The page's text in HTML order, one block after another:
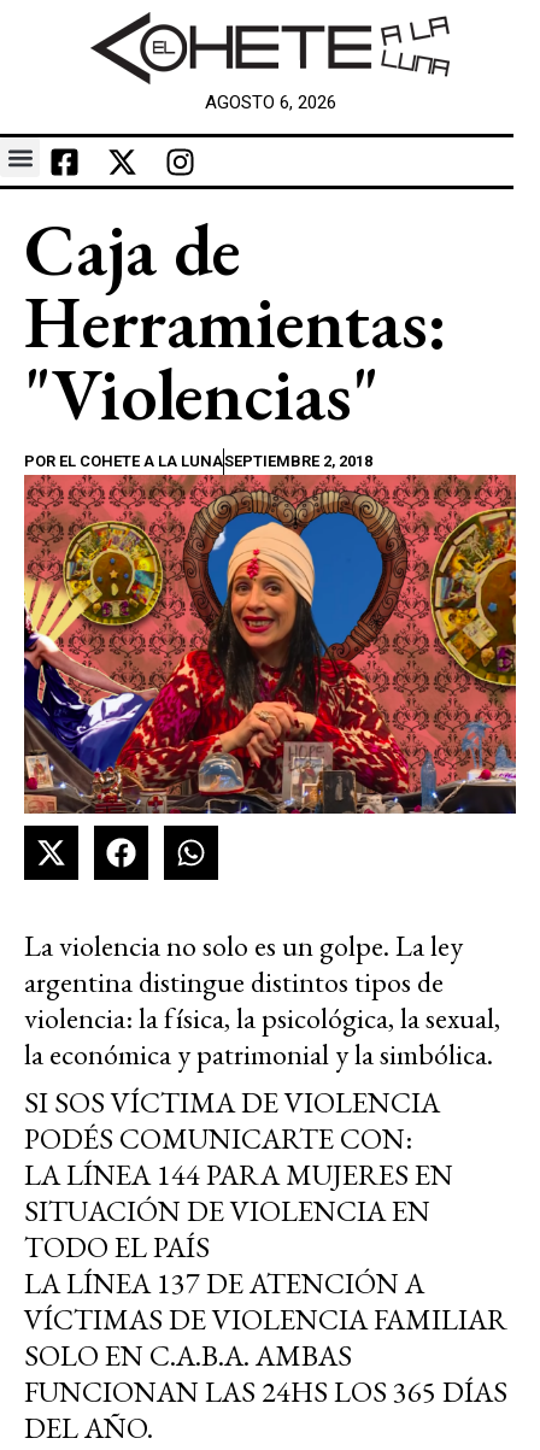
AGOSTO 6, 2026
Caja de
Herramientas:
"Violencias"
POR EL COHETE A LA LUNASEPTIEMBRE 2, 2018
La violencia no solo es un golpe. La ley
argentina distingue distintos tipos de
violencia: la física, la psicológica, la sexual,
la económica y patrimonial y la simbólica.
SI SOS VÍCTIMA DE VIOLENCIA
PODÉS COMUNICARTE CON:
LA LÍNEA 144 PARA MUJERES EN
SITUACIÓN DE VIOLENCIA EN
TODO EL PAÍS
LA LÍNEA 137 DE ATENCIÓN A
VÍCTIMAS DE VIOLENCIA FAMILIAR
SOLO EN C.A.B.A. AMBAS
FUNCIONAN LAS 24HS LOS 365 DÍAS
DEL AÑO.